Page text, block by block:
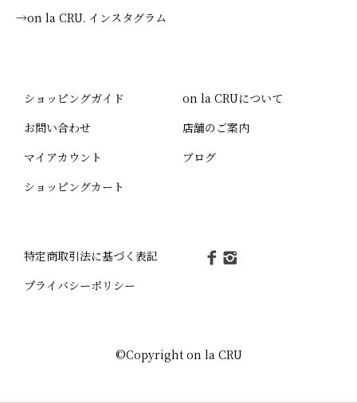
→on la CRU. インスタグラム
ショッピングガイド
お問い合わせ
マイアカウント
ショッピングカート
on la CRUについて
店舗のご案内
ブログ
特定商取引法に基づく表記
プライバシーポリシー
©Copyright on la CRU